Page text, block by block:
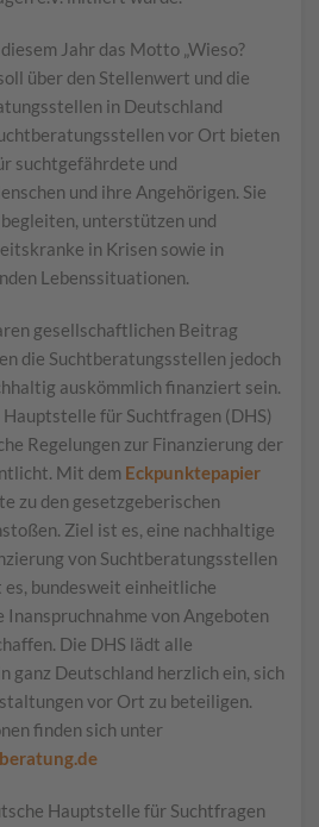
Jahr das Motto „Wieso?
über den Stellenwert und die
in Deutschland
vor Ort bieten
suchtgefährdete und
und ihre Angehörigen. Sie
unterstützen und
in Krisen sowie in
Lebenssituationen.
gesellschaftlichen Beitrag
die Suchtberatungsstellen jedoch
auskömmlich finanziert sein.
für Suchtfragen (DHS)
Regelungen zur Finanzierung der
Mit dem Eckpunktepapier
zu den gesetzgeberischen
Ziel ist es, eine nachhaltige
von Suchtberatungsstellen
bundesweit einheitliche
Inanspruchnahme von Angeboten
Die DHS lädt alle
ganz Deutschland herzlich ein, sich
vor Ort zu beteiligen.
finden sich unter
Hauptstelle für Suchtfragen